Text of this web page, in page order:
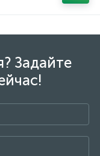
Задайте